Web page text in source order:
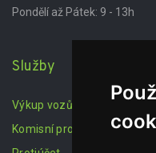
Pondělí až Pátek: 9 - 13h
Služby
Výkup vozů
Komisní prodej